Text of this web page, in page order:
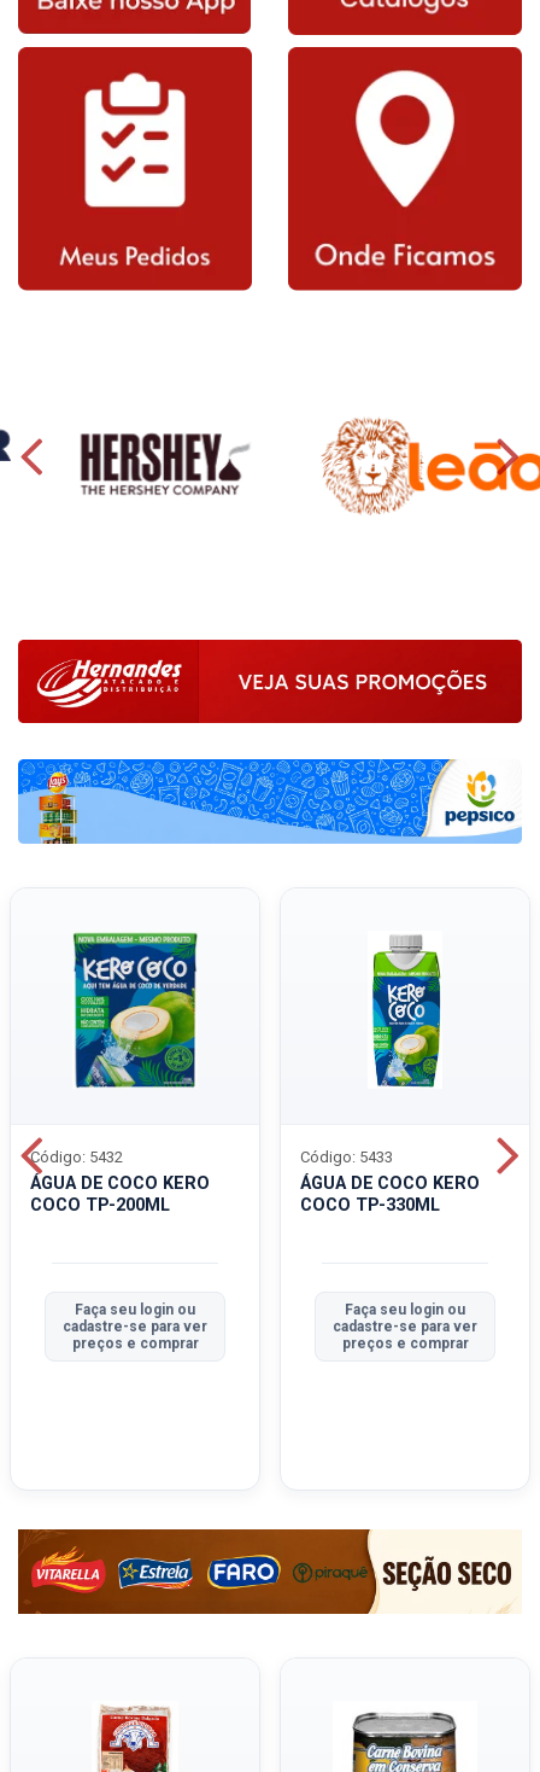
ÁGUA DE COCO KERO
COCO TP-200ML
Código: 5432
Faça seu login ou
cadastre-se para ver
preços e comprar
ÁGUA DE COCO KERO
COCO TP-330ML
Código: 5433
Faça seu login ou
cadastre-se para ver
preços e comprar